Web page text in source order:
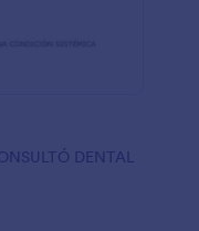
DENTAL